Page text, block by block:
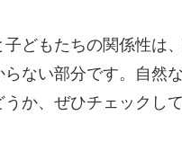
どもたちの関係性は
らない部分です。自然
うか、ぜひチェックし